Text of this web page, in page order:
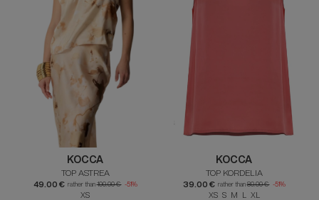
KOCCA
TOP ASTREA
49.00 € rather than100.00 € -51%
XS
KOCCA
TOP KORDELIA
39.00 € rather than80.00 € -51%
XS S M L XL